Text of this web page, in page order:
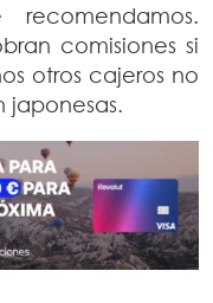
comisiones si
otros cajeros no
japonesas.